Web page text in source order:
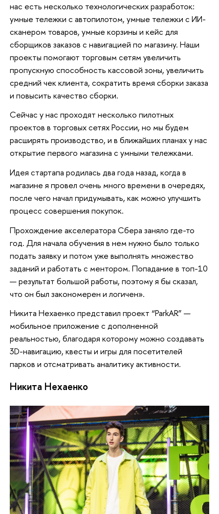
нас есть несколько технологических разработок:
умные тележки с автопилотом, умные тележки с ИИ-
сканером товаров, умные корзины и кейс для
сборщиков заказов с навигацией по магазину. Наши
проекты помогают торговым сетям увеличить
пропускную способность кассовой зоны, увеличить
средний чек клиента, сократить время сборки заказа
и повысить качество сборки.
Сейчас у нас проходят несколько пилотных
проектов в торговых сетях России, но мы будем
расширять производство, и в ближайших планах у нас
открытие первого магазина с умными тележками.
Идея стартапа родилась два года назад, когда в
магазине я провел очень много времени в очередях,
после чего начал придумывать, как можно улучшить
процесс совершения покупок.
Прохождение акселератора Сбера заняло где-то
год. Для начала обучения в нем нужно было только
подать заявку и потом уже выполнять множество
заданий и работать с ментором. Попадание в топ-10
— результат большой работы, поэтому я бы сказал,
что он был закономерен и логичен».
Никита Нехаенко представил проект “ParkAR” —
мобильное приложение с дополненной
реальностью, благодаря которому можно создавать
3D-навигацию, квесты и игры для посетителей
парков и отсматривать аналитику активности.
Никита Нехаенко